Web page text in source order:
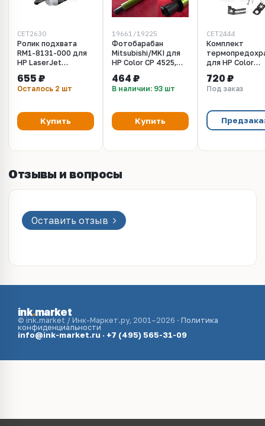
CET2630
Ролик подхвата
RM1-8131-000 для
HP LaserJet
M551 (CET), CET2630
655 ₽
Осталось 2 шт
Купить
19661/19225
Фотобарабан
Mitsubishi/MKI для
HP Color CP 4525,
M551, M651, M680
(19661/19225)
464 ₽
В наличии: 93 шт
Купить
CET2444
Комплект
для HP Color
M551/M651/
(CET), CET2444
720 ₽
Под заказ
Отзывы и вопросы
Оставить отзыв
ink.market
© ink.market / Инк-Маркет.ру, 2001–2026 · Политика
конфиденциальности
info@ink-market.ru · +7 (495) 565-31-09